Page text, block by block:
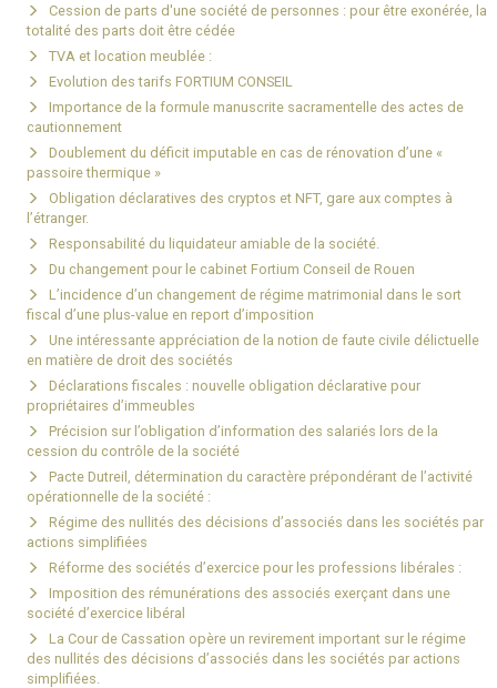
Cession de parts d'une société de personnes : pour être exonérée, la
totalité des parts doit être cédée
TVA et location meublée :
Evolution des tarifs FORTIUM CONSEIL
Importance de la formule manuscrite sacramentelle des actes de
cautionnement
Doublement du déficit imputable en cas de rénovation d’une «
passoire thermique »
Obligation déclaratives des cryptos et NFT, gare aux comptes à
l’étranger.
Responsabilité du liquidateur amiable de la société.
Du changement pour le cabinet Fortium Conseil de Rouen
L’incidence d’un changement de régime matrimonial dans le sort
fiscal d’une plus-value en report d’imposition
Une intéressante appréciation de la notion de faute civile délictuelle
en matière de droit des sociétés
Déclarations fiscales : nouvelle obligation déclarative pour
propriétaires d’immeubles
Précision sur l’obligation d’information des salariés lors de la
cession du contrôle de la société
Pacte Dutreil, détermination du caractère prépondérant de l’activité
opérationnelle de la société :
Régime des nullités des décisions d’associés dans les sociétés par
actions simplifiées
Réforme des sociétés d’exercice pour les professions libérales :
Imposition des rémunérations des associés exerçant dans une
société d’exercice libéral
La Cour de Cassation opère un revirement important sur le régime
des nullités des décisions d’associés dans les sociétés par actions
simplifiées.